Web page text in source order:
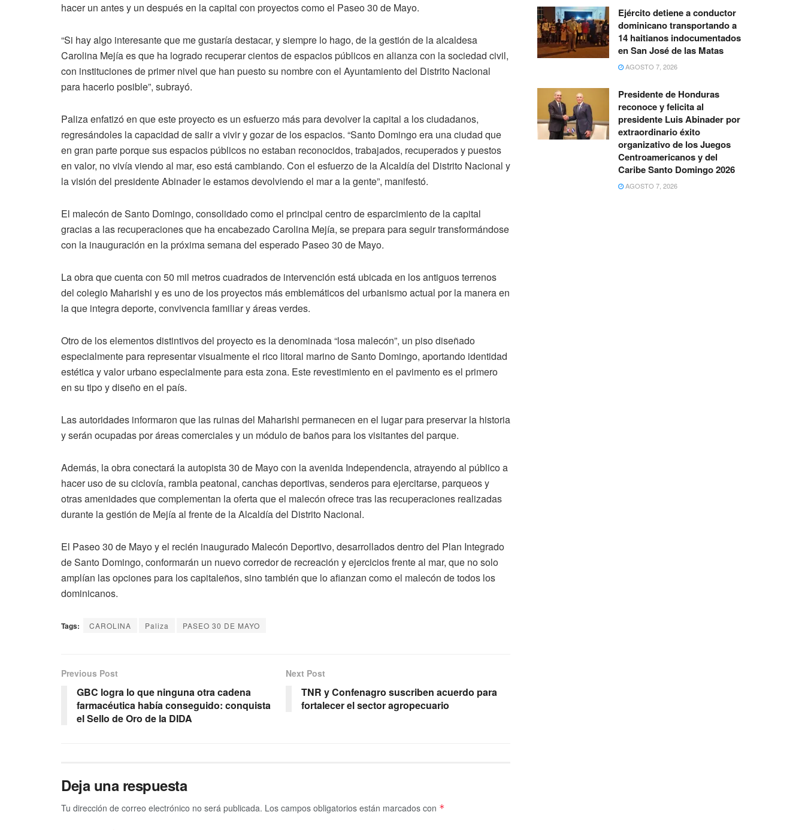
hacer un antes y un después en la capital con proyectos como el Paseo 30 de Mayo.
“Si hay algo interesante que me gustaría destacar, y siempre lo hago, de la gestión de la alcaldesa
Carolina Mejía es que ha logrado recuperar cientos de espacios públicos en alianza con la sociedad civil,
con instituciones de primer nivel que han puesto su nombre con el Ayuntamiento del Distrito Nacional
para hacerlo posible”, subrayó.
Paliza enfatizó en que este proyecto es un esfuerzo más para devolver la capital a los ciudadanos,
regresándoles la capacidad de salir a vivir y gozar de los espacios. “Santo Domingo era una ciudad que
en gran parte porque sus espacios públicos no estaban reconocidos, trabajados, recuperados y puestos
en valor, no vivía viendo al mar, eso está cambiando. Con el esfuerzo de la Alcaldía del Distrito Nacional y
la visión del presidente Abinader le estamos devolviendo el mar a la gente”, manifestó.
El malecón de Santo Domingo, consolidado como el principal centro de esparcimiento de la capital
gracias a las recuperaciones que ha encabezado Carolina Mejía, se prepara para seguir transformándose
con la inauguración en la próxima semana del esperado Paseo 30 de Mayo.
La obra que cuenta con 50 mil metros cuadrados de intervención está ubicada en los antiguos terrenos
del colegio Maharishi y es uno de los proyectos más emblemáticos del urbanismo actual por la manera en
la que integra deporte, convivencia familiar y áreas verdes.
Otro de los elementos distintivos del proyecto es la denominada “losa malecón”, un piso diseñado
especialmente para representar visualmente el rico litoral marino de Santo Domingo, aportando identidad
estética y valor urbano especialmente para esta zona. Este revestimiento en el pavimento es el primero
en su tipo y diseño en el país.
Las autoridades informaron que las ruinas del Maharishi permanecen en el lugar para preservar la historia
y serán ocupadas por áreas comerciales y un módulo de baños para los visitantes del parque.
Además, la obra conectará la autopista 30 de Mayo con la avenida Independencia, atrayendo al público a
hacer uso de su ciclovía, rambla peatonal, canchas deportivas, senderos para ejercitarse, parqueos y
otras amenidades que complementan la oferta que el malecón ofrece tras las recuperaciones realizadas
durante la gestión de Mejía al frente de la Alcaldía del Distrito Nacional.
El Paseo 30 de Mayo y el recién inaugurado Malecón Deportivo, desarrollados dentro del Plan Integrado
de Santo Domingo, conformarán un nuevo corredor de recreación y ejercicios frente al mar, que no solo
amplían las opciones para los capitaleños, sino también que lo afianzan como el malecón de todos los
dominicanos.
Tags: CAROLINA Paliza PASEO 30 DE MAYO
Previous Post
GBC logra lo que ninguna otra cadena
farmacéutica había conseguido: conquista
el Sello de Oro de la DIDA
Next Post
TNR y Confenagro suscriben acuerdo para
fortalecer el sector agropecuario
Deja una respuesta
Tu dirección de correo electrónico no será publicada. Los campos obligatorios están marcados con *
Ejército detiene a conductor
dominicano transportando a
14 haitianos indocumentados
en San José de las Matas
AGOSTO 7, 2026
Presidente de Honduras
reconoce y felicita al
presidente Luis Abinader por
extraordinario éxito
organizativo de los Juegos
Centroamericanos y del
Caribe Santo Domingo 2026
AGOSTO 7, 2026